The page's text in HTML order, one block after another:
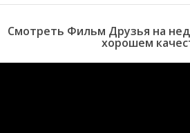
Смотреть Фильм Друзья на
хорошем